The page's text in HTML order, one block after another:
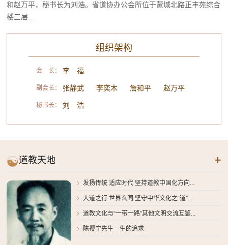
和赵万平，秘书长为刘浩。省道协办公会所位于蒙城北路正丰苑综合
楼三层…
组织架构
会 长： 李 福
副会长： 张静武 李奕木 詹和平 赵万平
秘书长： 刘 浩
道教天地 +
 发扬传统 适应时代 坚持道教中国化方向...
 大道之行 世界玄同 坚守中华文化之“道”...
 道教文化与“一带一路”其他文明交流互鉴...
 陈撄宁先生一生的追求